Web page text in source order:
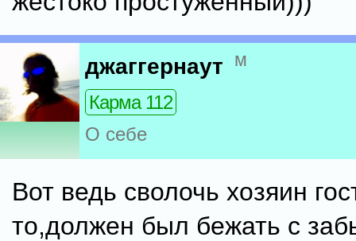
джаггернаут м
Карма 112
О себе
Вот ведь сволочь хозяин
то,должен был бежать с